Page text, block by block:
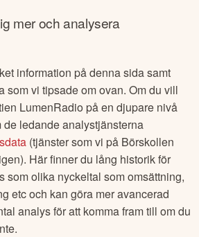
mer och analysera
information på denna sida samt
som vi tipsade om ovan. Om du vill
LumenRadio på en djupare nivå
de ledande analystjänsterna
(tjänster som vi på Börskollen
Här finner du lång historik för
som olika nyckeltal som omsättning,
etc och kan göra mer avancerad
analys för att komma fram till om du